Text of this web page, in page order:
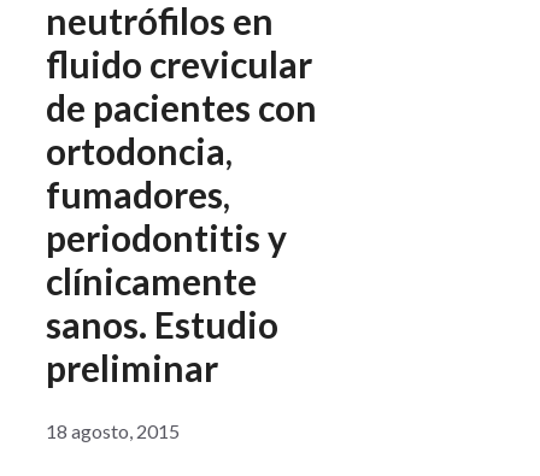
neutrófilos en
fluido crevicular
de pacientes con
ortodoncia,
fumadores,
periodontitis y
clínicamente
sanos. Estudio
preliminar
18 agosto, 2015